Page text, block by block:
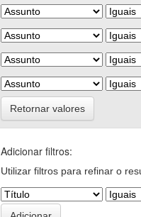
Retornar valores
Adicionar filtros:
Utilizar filtros para refinar o